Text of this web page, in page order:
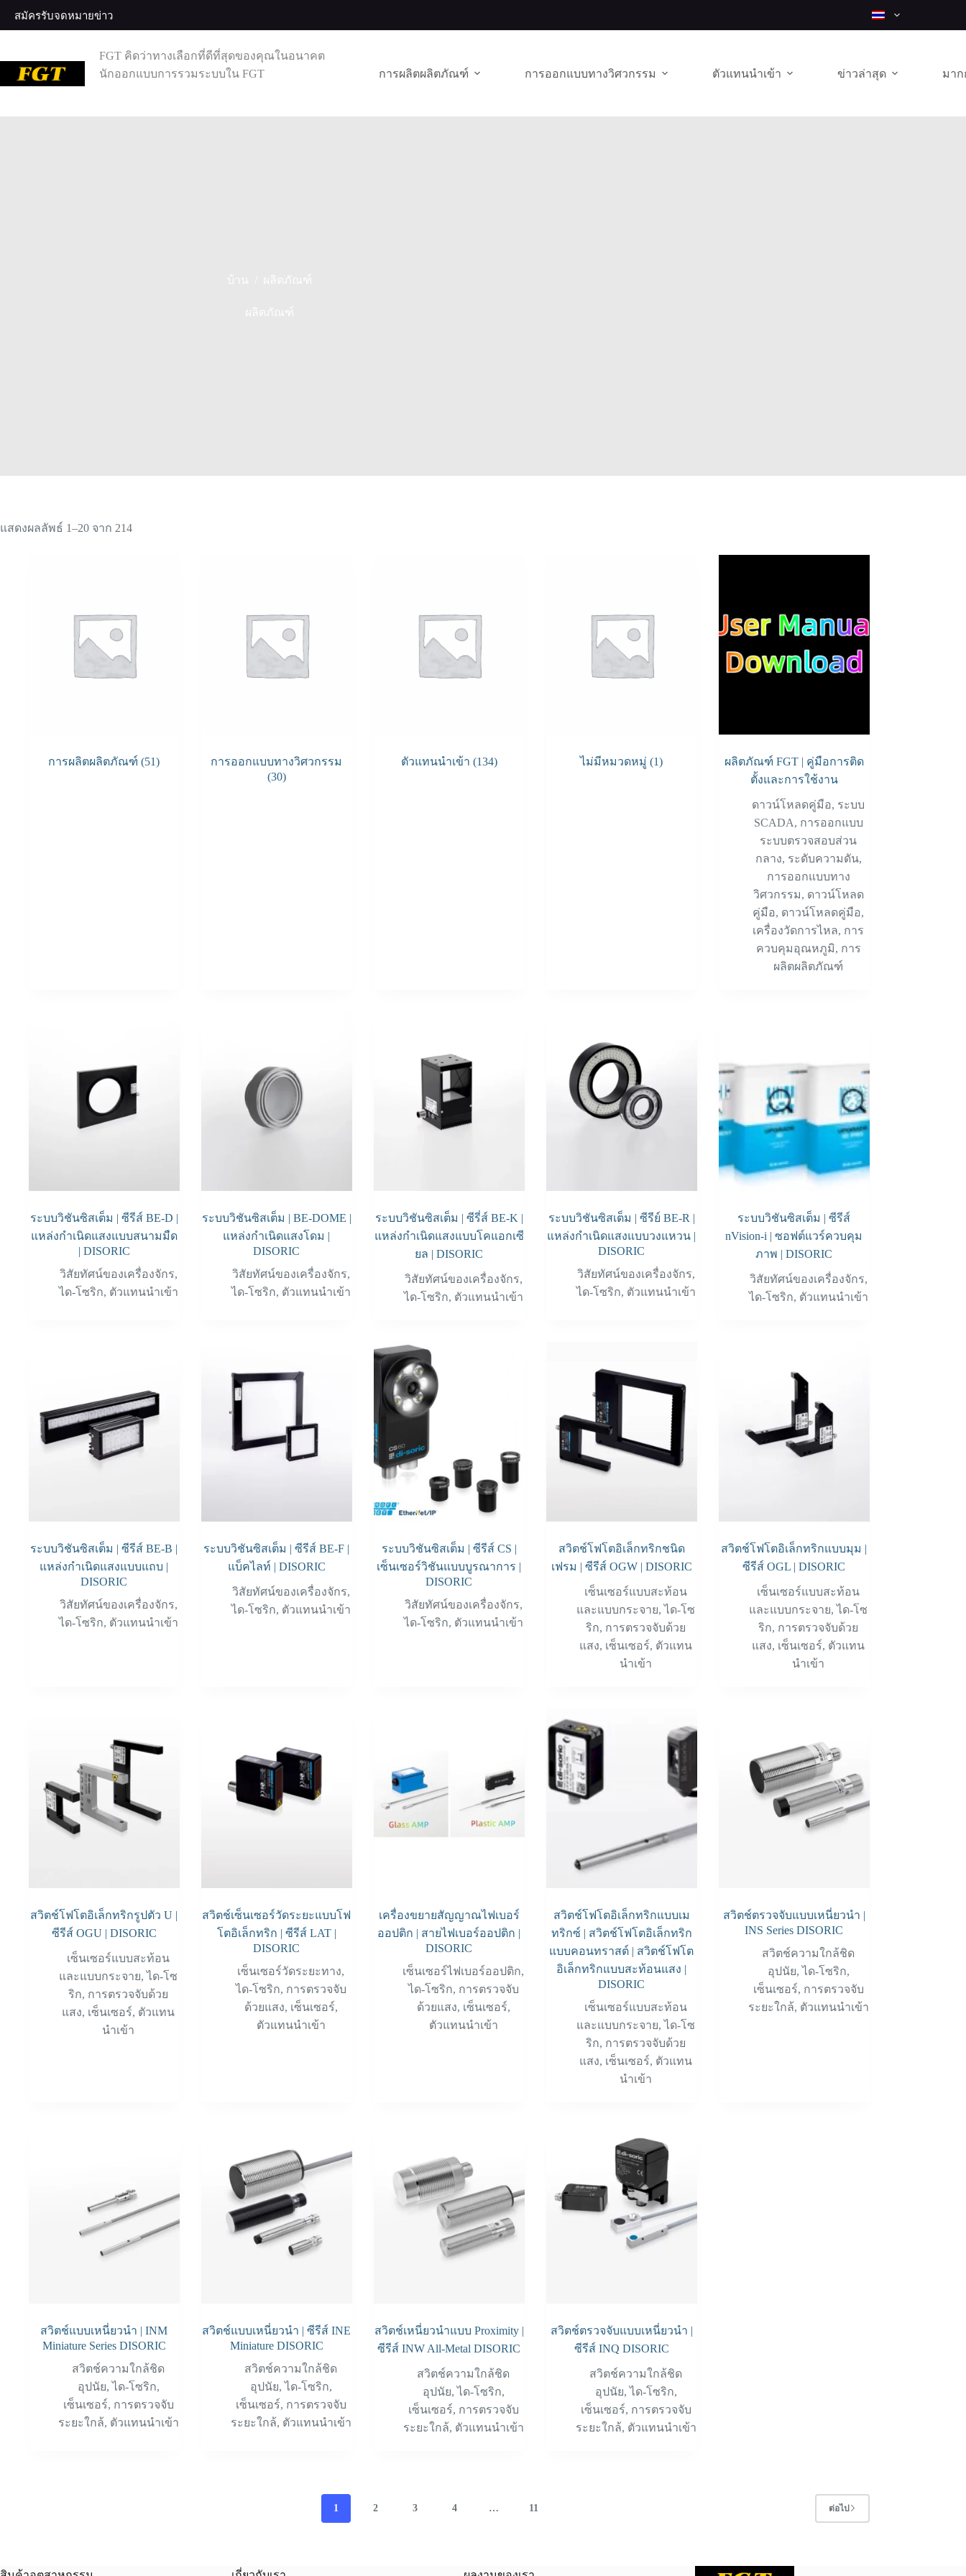
เนื้อหา
สมัครรับจดหมายข่าว
FGT คิดว่าทางเลือกที่ดีที่สุดของคุณในอนาคต
นักออกแบบการรวมระบบใน FGT
การผลิตผลิตภัณฑ์ การออกแบบทางวิศวกรรม ตัวแทนนำเข้า ข่าวล่าสุด มาก
แสดงผลลัพธ์ 1–20 จาก 214เรียง
การผลิตผลิตภัณฑ์(51)
การออกแบบทางวิศวกรรม
(30)
ตัวแทนนำเข้า (134) ไม่มีหมวดหมู่(1)
ผลิตภัณฑ์ FGT | คู่มือการติด
ตั้งและการใช้งาน
ดาวน์โหลดคู่มือ, ระบบ
SCADA, การออกแบบ
ระบบตรวจสอบส่วน
กลาง, ระดับความดัน,
การออกแบบทาง
วิศวกรรม, ดาวน์โหลด
คู่มือ, ดาวน์โหลดคู่มือ,
เครื่องวัดการไหล, การ
ควบคุมอุณหภูมิ, การ
ผลิตผลิตภัณฑ์
ระบบวิชันซิสเต็ม | ซีรีส์ BE-D |
แหล่งกำเนิดแสงแบบสนามมืด
| DISORIC
วิสัยทัศน์ของเครื่องจักร,
ได-โซริก, ตัวแทนนำเข้า
ระบบวิชันซิสเต็ม | BE-DOME |
แหล่งกำเนิดแสงโดม |
DISORIC
วิสัยทัศน์ของเครื่องจักร,
ได-โซริก, ตัวแทนนำเข้า
ระบบวิชันซิสเต็ม | ซีรี่ส์ BE-K |
แหล่งกำเนิดแสงแบบโคแอกเซี
ยล | DISORIC
วิสัยทัศน์ของเครื่องจักร,
ได-โซริก, ตัวแทนนำเข้า
ระบบวิชันซิสเต็ม | ซีรีย์ BE-R |
แหล่งกำเนิดแสงแบบวงแหวน |
DISORIC
วิสัยทัศน์ของเครื่องจักร,
ได-โซริก, ตัวแทนนำเข้า
ระบบวิชันซิสเต็ม | ซีรีส์
nVision-i | ซอฟต์แวร์ควบคุม
ภาพ | DISORIC
วิสัยทัศน์ของเครื่องจักร,
ได-โซริก, ตัวแทนนำเข้า
ระบบวิชันซิสเต็ม | ซีรีส์ BE-B |
แหล่งกำเนิดแสงแบบแถบ |
DISORIC
วิสัยทัศน์ของเครื่องจักร,
ได-โซริก, ตัวแทนนำเข้า
ระบบวิชันซิสเต็ม | ซีรีส์ BE-F |
แบ็คไลท์ | DISORIC
วิสัยทัศน์ของเครื่องจักร,
ได-โซริก, ตัวแทนนำเข้า
ระบบวิชันซิสเต็ม | ซีรีส์ CS |
เซ็นเซอร์วิชันแบบบูรณาการ |
DISORIC
วิสัยทัศน์ของเครื่องจักร,
ได-โซริก, ตัวแทนนำเข้า
สวิตช์โฟโตอิเล็กทริกชนิด
เฟรม | ซีรีส์ OGW | DISORIC
เซ็นเซอร์แบบสะท้อน
และแบบกระจาย,ได-โซ
ริก, การตรวจจับด้วย
แสง, เซ็นเซอร์, ตัวแทน
นำเข้า
สวิตช์โฟโตอิเล็กทริกแบบมุม |
ซีรีส์ OGL | DISORIC
เซ็นเซอร์แบบสะท้อน
และแบบกระจาย,ได-โซ
ริก, การตรวจจับด้วย
แสง, เซ็นเซอร์, ตัวแทน
นำเข้า
สวิตช์โฟโตอิเล็กทริกรูปตัว U |
ซีรีส์ OGU | DISORIC
เซ็นเซอร์แบบสะท้อน
และแบบกระจาย,ได-โซ
ริก, การตรวจจับด้วย
แสง, เซ็นเซอร์, ตัวแทน
นำเข้า
สวิตช์เซ็นเซอร์วัดระยะแบบโฟ
โตอิเล็กทริก | ซีรีส์ LAT |
DISORIC
เซ็นเซอร์วัดระยะทาง,
ได-โซริก, การตรวจจับ
ด้วยแสง, เซ็นเซอร์,
ตัวแทนนำเข้า
เครื่องขยายสัญญาณไฟเบอร์
ออปติก | สายไฟเบอร์ออปติก |
DISORIC
เซ็นเซอร์ไฟเบอร์ออปติก,
ได-โซริก, การตรวจจับ
ด้วยแสง, เซ็นเซอร์,
ตัวแทนนำเข้า
สวิตช์โฟโตอิเล็กทริกแบบเม
ทริกซ์ | สวิตช์โฟโตอิเล็กทริก
แบบคอนทราสต์ | สวิตช์โฟโต
อิเล็กทริกแบบสะท้อนแสง |
DISORIC
เซ็นเซอร์แบบสะท้อน
และแบบกระจาย,ได-โซ
ริก, การตรวจจับด้วย
แสง, เซ็นเซอร์, ตัวแทน
นำเข้า
สวิตช์ตรวจจับแบบเหนี่ยวนำ |
INS Series DISORIC
สวิตช์ความใกล้ชิด
อุปนัย,ได-โซริก,
เซ็นเซอร์, การตรวจจับ
ระยะใกล้, ตัวแทนนำเข้า
สวิตช์แบบเหนี่ยวนำ | INM
Miniature Series DISORIC
สวิตช์ความใกล้ชิด
อุปนัย,ได-โซริก,
เซ็นเซอร์, การตรวจจับ
ระยะใกล้, ตัวแทนนำเข้า
สวิตช์แบบเหนี่ยวนำ | ซีรีส์ INE
Miniature DISORIC
สวิตช์ความใกล้ชิด
อุปนัย,ได-โซริก,
เซ็นเซอร์, การตรวจจับ
ระยะใกล้, ตัวแทนนำเข้า
สวิตช์เหนี่ยวนำแบบ Proximity |
ซีรีส์ INW All-Metal DISORIC
สวิตช์ความใกล้ชิด
อุปนัย,ได-โซริก,
เซ็นเซอร์, การตรวจจับ
ระยะใกล้, ตัวแทนนำเข้า
สวิตช์ตรวจจับแบบเหนี่ยวนำ |
ซีรีส์ INQ DISORIC
สวิตช์ความใกล้ชิด
อุปนัย,ได-โซริก,
เซ็นเซอร์, การตรวจจับ
ระยะใกล้, ตัวแทนนำเข้า
1 2 3 4 … 11 ต่อไป